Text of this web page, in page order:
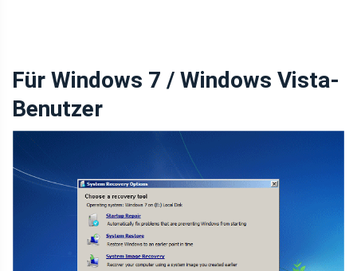
Für Windows 7 / Windows Vista-
Benutzer